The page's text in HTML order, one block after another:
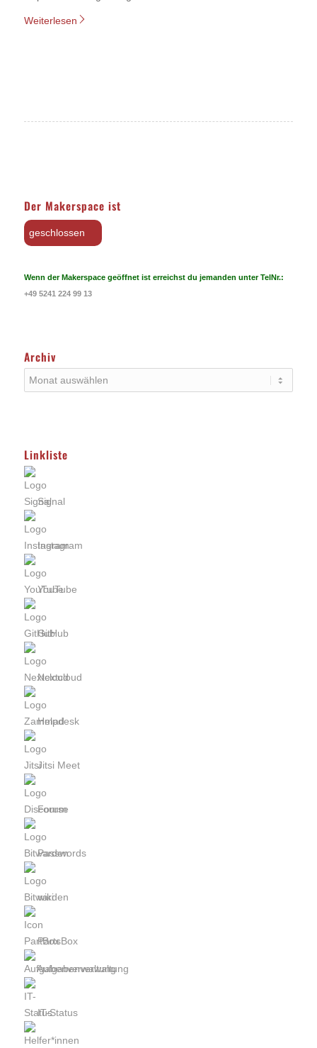
Weiterlesen
Der Makerspace ist
geschlossen
Wenn der Makerspace geöffnet ist erreichst du jemanden unter TelNr.:
+49 5241 224 99 13
Archiv
Linkliste
Signal
Instagram
YouTube
GitHub
Nextcloud
Helpdesk
Jitsi Meet
Forum
Passwords
wiki
PartsBox
Aufgabenverwaltung
IT-Status